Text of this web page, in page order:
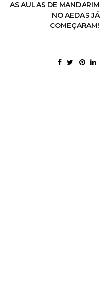
AS AULAS DE MANDARIM
NO AEDAS JÁ
COMEÇARAM!